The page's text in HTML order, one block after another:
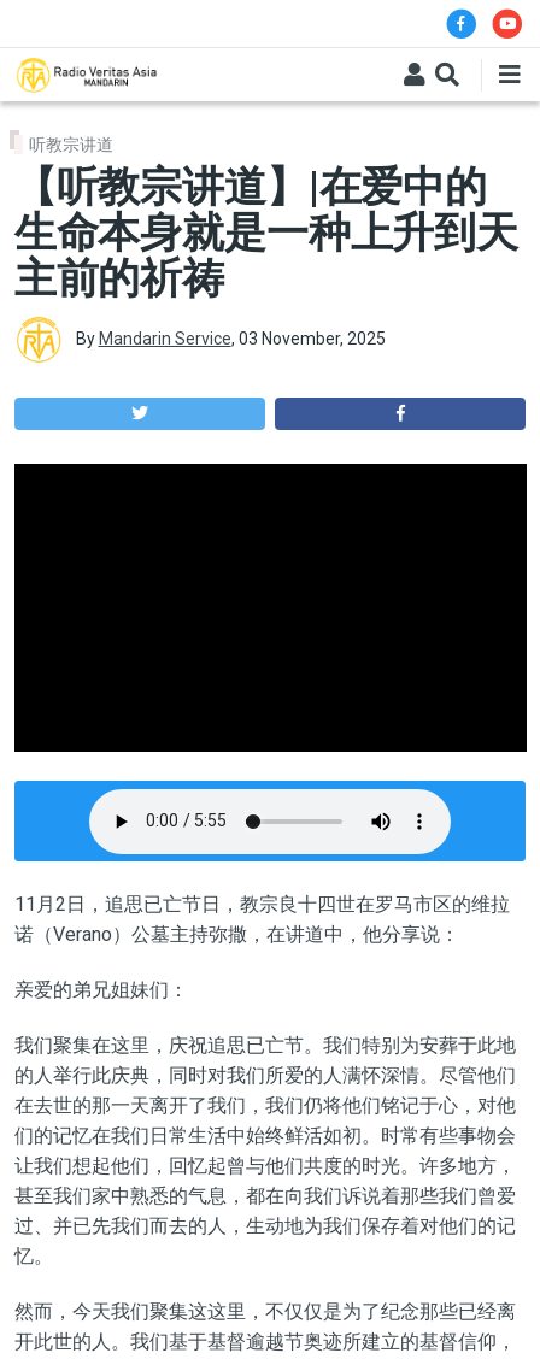
听教宗讲道
【听教宗讲道】|在爱中的
生命本身就是一种上升到天
主前的祈祷
By Mandarin Service, 03 November, 2025
11 月 2 日， 追思已亡节日 ，教宗良十四世在罗马市区的维拉
诺（Verano）公墓主持弥撒，在讲道中，他分享说：
亲爱的弟兄姐妹们：
我们聚集在这里，庆祝追思已亡节。我们特别为安葬于此地
的人举行此庆典， 同时对我们所爱的人满怀深情。尽管他们
在去世的那一天离开了我们，我们仍将他们铭记于心，对他
们的记忆在我们日常生活中始终鲜活如初。 时常有些事物会
让我们想起他们，回忆起曾与他们共度的时光。许多地方，
甚至我们家中熟悉的气息，都在向我们诉说着那些我们曾爱
过、并已先我们而去的人，生动地为我们保存着对他们的记
忆。
然而，今天我们聚集这这里 ，不仅仅是为了纪念那些已经离
开此世的人。我们基于基督逾越节奥迹所建立的基督信仰，